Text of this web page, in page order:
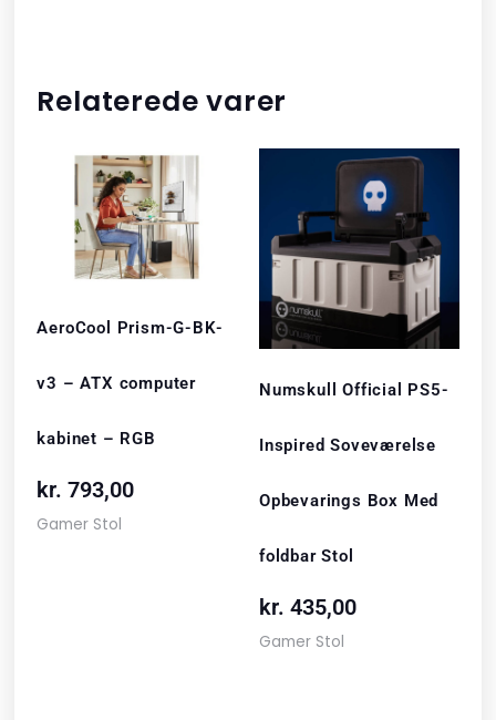
Relaterede varer
AeroCool Prism-G-BK-
v3 – ATX computer
kabinet – RGB
kr. 793,00
Gamer Stol
Numskull Official PS5-
Inspired Soveværelse
Opbevarings Box Med
foldbar Stol
kr. 435,00
Gamer Stol